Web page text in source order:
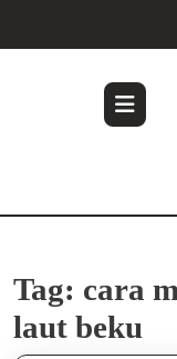
Tag: cara
laut beku